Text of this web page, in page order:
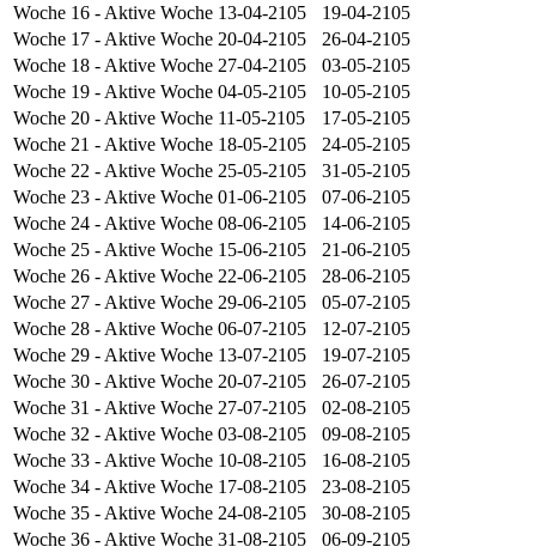
Woche 16 - Aktive Woche 13-04-2105
19-04-2105
Woche 17 - Aktive Woche 20-04-2105
26-04-2105
Woche 18 - Aktive Woche 27-04-2105
03-05-2105
Woche 19 - Aktive Woche 04-05-2105
10-05-2105
Woche 20 - Aktive Woche 11-05-2105
17-05-2105
Woche 21 - Aktive Woche 18-05-2105
24-05-2105
Woche 22 - Aktive Woche 25-05-2105
31-05-2105
Woche 23 - Aktive Woche 01-06-2105
07-06-2105
Woche 24 - Aktive Woche 08-06-2105
14-06-2105
Woche 25 - Aktive Woche 15-06-2105
21-06-2105
Woche 26 - Aktive Woche 22-06-2105
28-06-2105
Woche 27 - Aktive Woche 29-06-2105
05-07-2105
Woche 28 - Aktive Woche 06-07-2105
12-07-2105
Woche 29 - Aktive Woche 13-07-2105
19-07-2105
Woche 30 - Aktive Woche 20-07-2105
26-07-2105
Woche 31 - Aktive Woche 27-07-2105
02-08-2105
Woche 32 - Aktive Woche 03-08-2105
09-08-2105
Woche 33 - Aktive Woche 10-08-2105
16-08-2105
Woche 34 - Aktive Woche 17-08-2105
23-08-2105
Woche 35 - Aktive Woche 24-08-2105
30-08-2105
Woche 36 - Aktive Woche 31-08-2105
06-09-2105